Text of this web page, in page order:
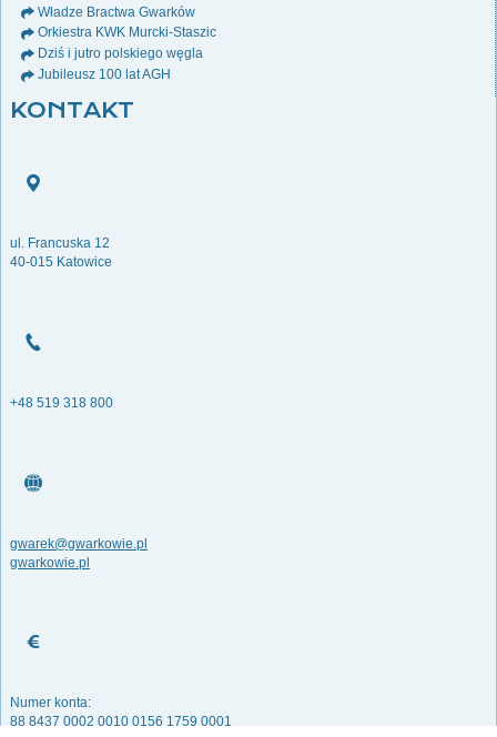
Władze Bractwa Gwarków
Orkiestra KWK Murcki-Staszic
Dziś i jutro polskiego węgla
Jubileusz 100 lat AGH
KONTAKT
ul. Francuska 12
40-015 Katowice
+48 519 318 800
gwarek@gwarkowie.pl
gwarkowie.pl
Numer konta:
88 8437 0002 0010 0156 1759 0001